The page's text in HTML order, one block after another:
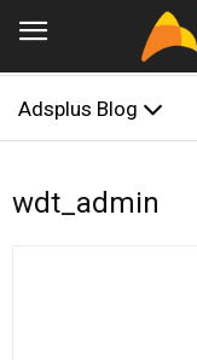
Adsplus Blog
wdt_admin